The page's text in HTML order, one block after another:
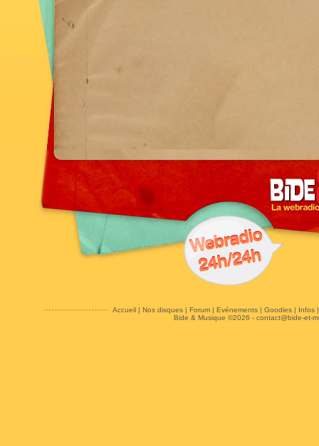
Accueil| Nos disques| Forum| Evénements| Goodies| Infos
Bide & Musique ©2026 - contact@bide-et-